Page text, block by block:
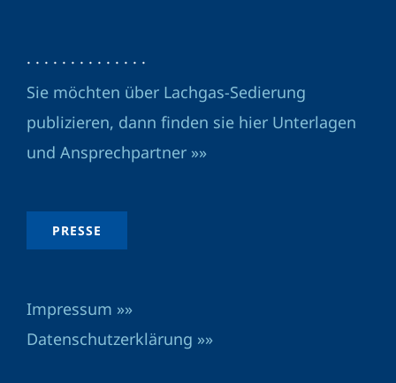
· · · · · · · · · · · · · ·
Sie möchten über Lachgas-Sedierung
publizieren, dann finden sie hier Unterlagen
und Ansprechpartner »»
PRESSE
Impressum »»
Datenschutzerklärung »»